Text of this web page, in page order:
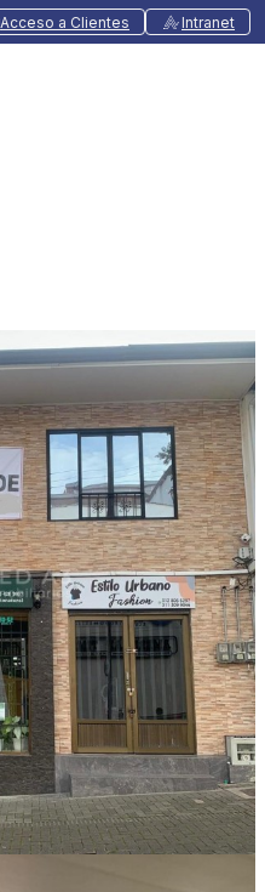
Acceso a Clientes Intranet